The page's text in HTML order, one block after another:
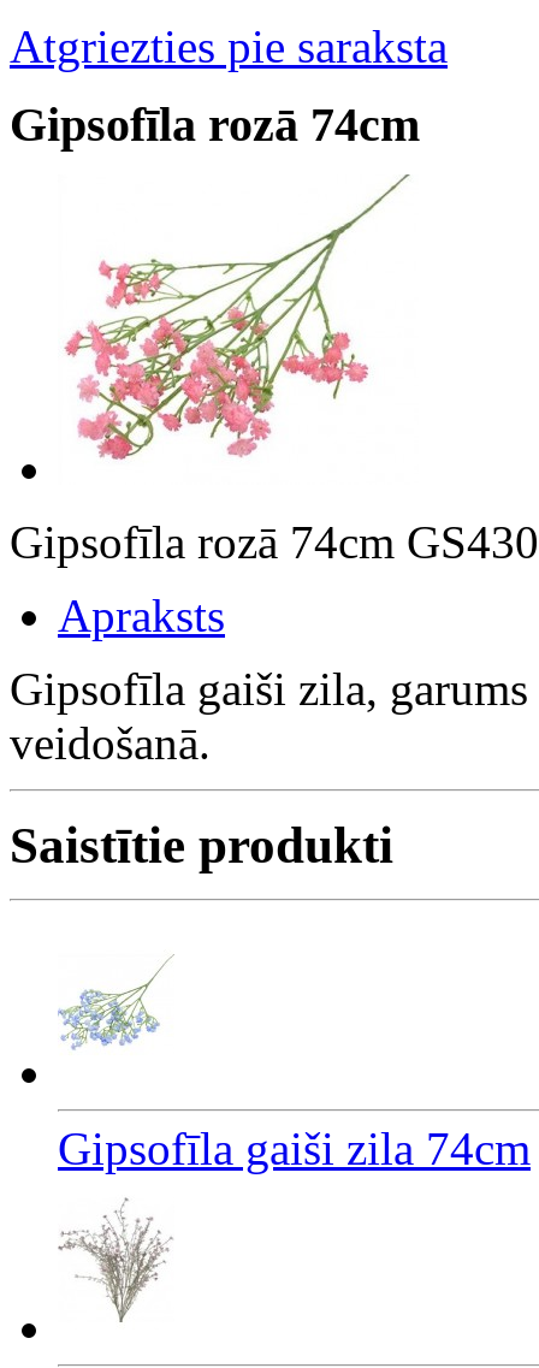
Atgriezties pie saraksta
Gipsofīla rozā 74cm
Gipsofīla rozā 74cm
Apraksts
Gipsofīla gaiši zila,
veidošanā.
Saistītie produkti
Gipsofīla gaiši zila 74cm